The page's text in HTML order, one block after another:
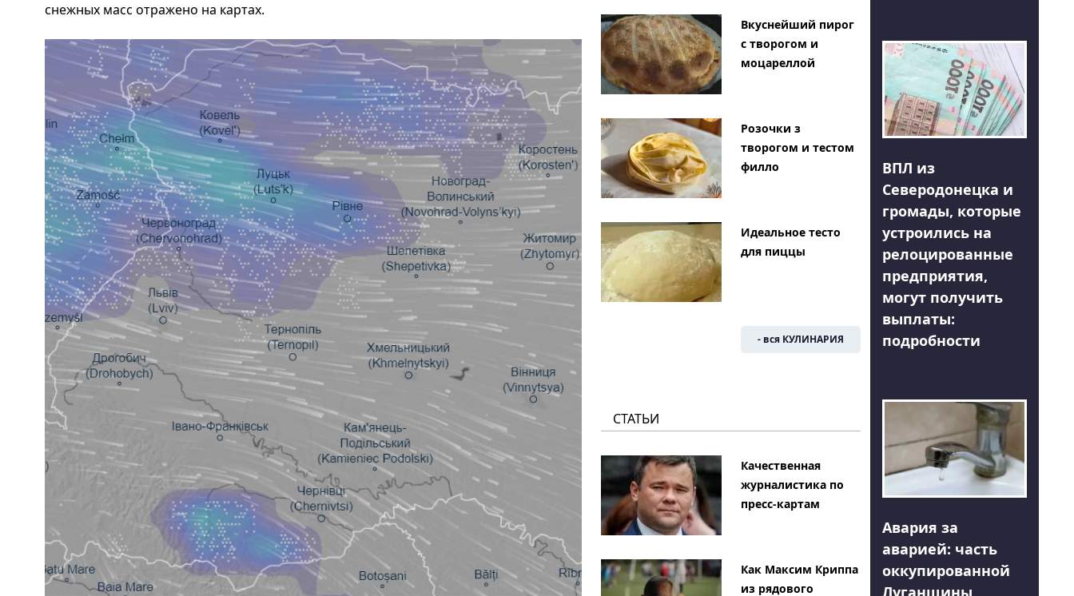
снежных масс отражено на картах.
Вкуснейший пирог
с творогом и
моцареллой
Розочки з
творогом и тестом
филло
Идеальное тесто
для пиццы
- вся КУЛИНАРИЯ
СТАТЬИ
Качественная
журналистика по
пресс-картам
Как Максим Криппа
из рядового
ВПЛ из
Северодонецка и
громады, которые
устроились на
релоцированные
предприятия,
могут получить
выплаты:
подробности
Авария за
аварией: часть
оккупированной